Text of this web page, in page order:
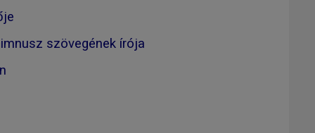
szövegének írója